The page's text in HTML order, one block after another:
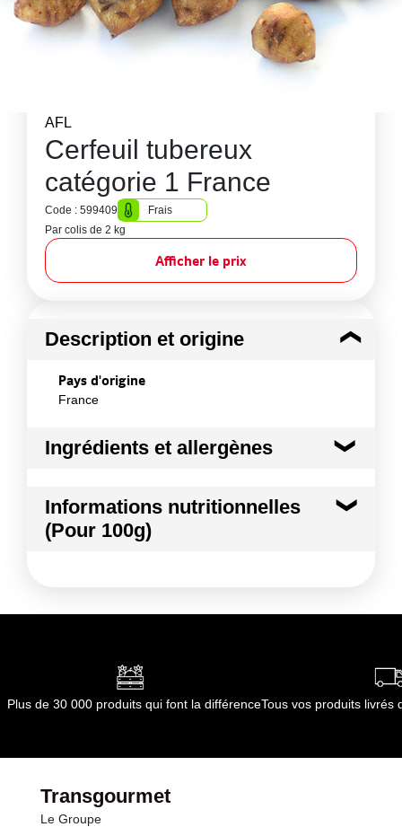
AFL
Cerfeuil tubereux
catégorie 1 France
Code : 599409
Frais
Par colis de 2 kg
Afficher le prix
Description et origine
Pays d'origine
France
Ingrédients et allergènes
Cerfeuil
Conformément aux informations transmises
Informations nutritionnelles
(Pour 100g)
Kilojoules 146 kj
dont Acides gras saturés 0.22 g
dont Sucres
Plus de 30 000 produits qui font la différenceTous vos produits livrés
Transgourmet
Le Groupe